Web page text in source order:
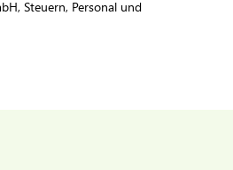
Steuern, Personal und